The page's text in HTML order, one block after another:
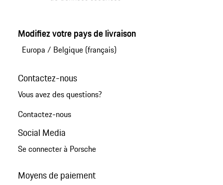
Modifiez votre pays de livraison
Europa / Belgique (français)
Contactez-nous
Vous avez des questions?
Contactez-nous
Social Media
Se connecter à Porsche
Moyens de paiement